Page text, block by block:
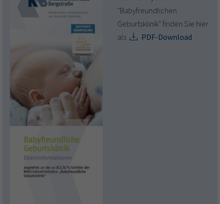
"Babyfreundlichen
Geburtsklinik" finden Sie hier
als
PDF-Download